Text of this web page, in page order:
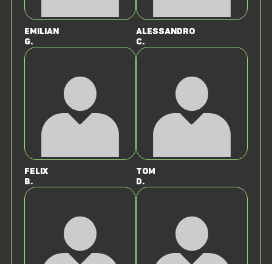
Emilian
G.
Alessandro
C.
Felix
B.
Tom
D.